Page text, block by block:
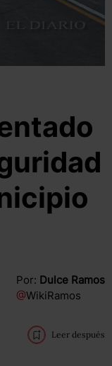
Por: Dulce Ramos
@WikiRamos
Leer después